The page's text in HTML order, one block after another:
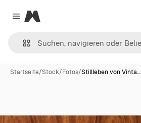
Close menu
Magnific
Startseite/Stock/Fotos/Stillleben von Vinta…